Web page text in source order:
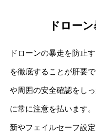
ドロー
ドローンの暴走を防止
を徹底することが肝要
や周囲の安全確認をし
に常に注意を払います
新やフェイルセーフ設